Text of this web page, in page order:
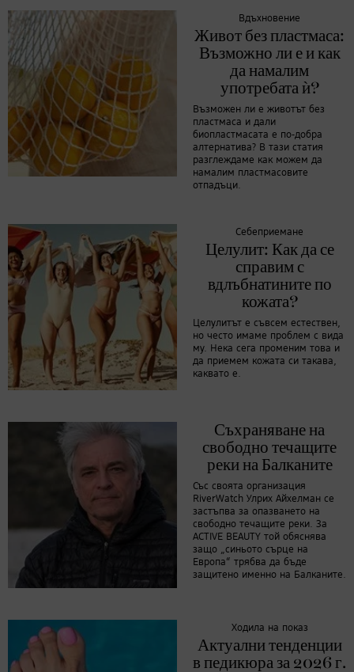
Вдъхновение
Живот без пластмаса:
Възможно ли е и как
да намалим
употребата ѝ?
Възможен ли е животът без
пластмаса и дали
биопластмасата е по-добра
алтернатива? В тази статия
разглеждаме как можем да
намалим пластмасовите
отпадъци.
Себеприемане
Целулит: Как да се
справим с
вдлъбнатините по
кожата?
Целулитът е съвсем естествен,
но често имаме проблем с вида
му. Нека сега променим това и
да приемем кожата си такава,
каквато е.
Съхраняване на
свободно течащите
реки на Балканите
Със своята организация
RiverWatch Улрих Айхелман се
застъпва за опазването на
свободно течащите реки. За
ACTIVE BEAUTY той обяснява
защо „синьото сърце на
Европа“ трябва да бъде
защитено именно на Балканите.
Ходила на показ
Актуални тенденции
в педикюра за 2026 г.